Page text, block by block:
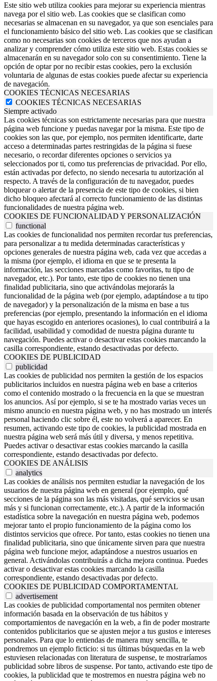
Este sitio web utiliza cookies para mejorar su experiencia mientras
navega por el sitio web. Las cookies que se clasifican como
necesarias se almacenan en su navegador, ya que son esenciales para
el funcionamiento básico del sitio web. Las cookies que se clasifican
como no necesarias son cookies de terceros que nos ayudan a
analizar y comprender cómo utiliza este sitio web. Estas cookies se
almacenarán en su navegador solo con su consentimiento. Tiene la
opción de optar por no recibir estas cookies, pero la exclusión
voluntaria de algunas de estas cookies puede afectar su experiencia
de navegación.
COOKIES TÉCNICAS NECESARIAS
COOKIES TÉCNICAS NECESARIAS
Siempre activado
Las cookies técnicas son estrictamente necesarias para que nuestra
página web funcione y puedas navegar por la misma. Este tipo de
cookies son las que, por ejemplo, nos permiten identificarte, darte
acceso a determinadas partes restringidas de la página si fuese
necesario, o recordar diferentes opciones o servicios ya
seleccionados por ti, como tus preferencias de privacidad. Por ello,
están activadas por defecto, no siendo necesaria tu autorización al
respecto. A través de la configuración de tu navegador, puedes
bloquear o alertar de la presencia de este tipo de cookies, si bien
dicho bloqueo afectará al correcto funcionamiento de las distintas
funcionalidades de nuestra página web.
COOKIES DE FUNCIONALIDAD Y PERSONALIZACIÓN
functional
Las cookies de funcionalidad nos permiten recordar tus preferencias,
para personalizar a tu medida determinadas características y
opciones generales de nuestra página web, cada vez que accedas a
la misma (por ejemplo, el idioma en que se te presenta la
información, las secciones marcadas como favoritas, tu tipo de
navegador, etc.). Por tanto, este tipo de cookies no tienen una
finalidad publicitaria, sino que activándolas mejorarás la
funcionalidad de la página web (por ejemplo, adaptándose a tu tipo
de navegador) y la personalización de la misma en base a tus
preferencias (por ejemplo, presentando la información en el idioma
que hayas escogido en anteriores ocasiones), lo cual contribuirá a la
facilidad, usabilidad y comodidad de nuestra página durante tu
navegación. Puedes activar o desactivar estas cookies marcando la
casilla correspondiente, estando desactivadas por defecto.
COOKIES DE PUBLICIDAD
publicidad
Las cookies de publicidad nos permiten la gestión de los espacios
publicitarios incluidos en nuestra página web en base a criterios
como el contenido mostrado o la frecuencia en la que se muestran
los anuncios. Así por ejemplo, si se te ha mostrado varias veces un
mismo anuncio en nuestra página web, y no has mostrado un interés
personal haciendo clic sobre él, este no volverá a aparecer. En
resumen, activando este tipo de cookies, la publicidad mostrada en
nuestra página web será más útil y diversa, y menos repetitiva.
Puedes activar o desactivar estas cookies marcando la casilla
correspondiente, estando desactivadas por defecto.
COOKIES DE ANÁLISIS
analytics
Las cookies de análisis nos permiten estudiar la navegación de los
usuarios de nuestra página web en general (por ejemplo, qué
secciones de la página son las más visitadas, qué servicios se usan
más y si funcionan correctamente, etc.). A partir de la información
estadística sobre la navegación en nuestra página web, podemos
mejorar tanto el propio funcionamiento de la página como los
distintos servicios que ofrece. Por tanto, estas cookies no tienen una
finalidad publicitaria, sino que únicamente sirven para que nuestra
página web funcione mejor, adaptándose a nuestros usuarios en
general. Activándolas contribuirás a dicha mejora continua. Puedes
activar o desactivar estas cookies marcando la casilla
correspondiente, estando desactivadas por defecto.
COOKIES DE PUBLICIDAD COMPORTAMENTAL
advertisement
Las cookies de publicidad comportamental nos permiten obtener
información basada en la observación de tus hábitos y
comportamientos de navegación en la web, a fin de poder mostrarte
contenidos publicitarios que se ajusten mejor a tus gustos e intereses
personales. Para que lo entiendas de manera muy sencilla, te
pondremos un ejemplo ficticio: si tus últimas búsquedas en la web
estuviesen relacionadas con literatura de suspense, te mostraríamos
publicidad sobre libros de suspense. Por tanto, activando este tipo de
cookies, la publicidad que te mostremos en nuestra página web no